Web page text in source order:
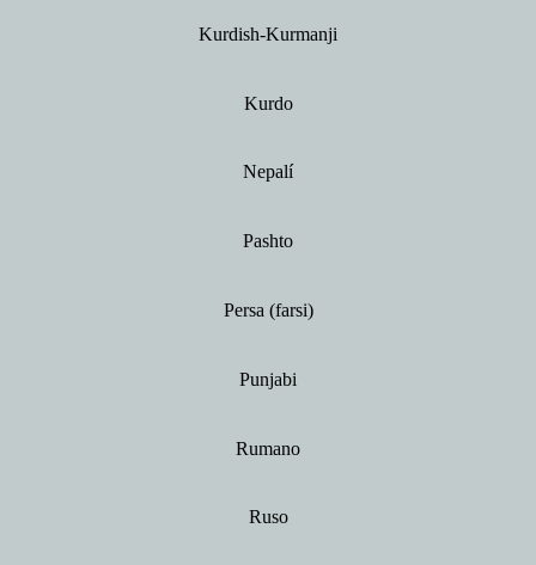
Kurdish-Kurmanji
Kurdo
Nepalí
Pashto
Persa (farsi)
Punjabi
Rumano
Ruso